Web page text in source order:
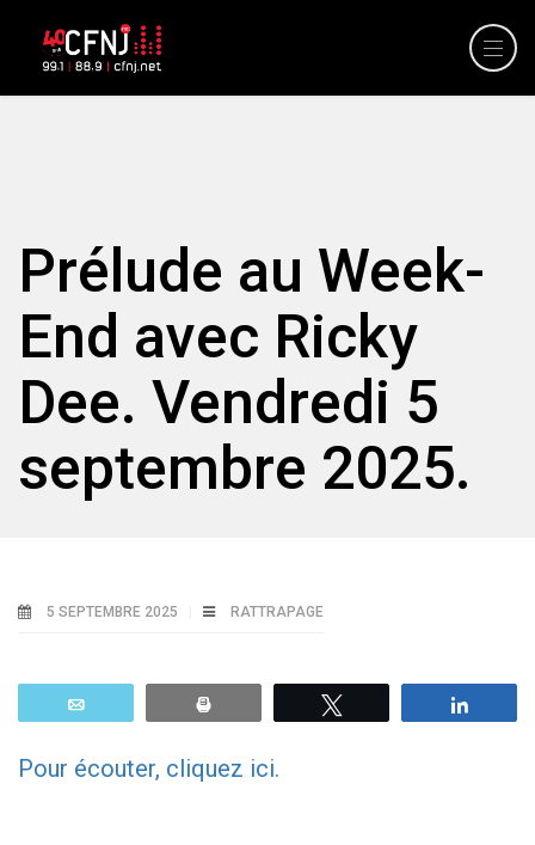
Prélude au Week-
End avec Ricky
Dee. Vendredi 5
septembre 2025.
5 SEPTEMBRE 2025 RATTRAPAGE
Pour écouter, cliquez ici.